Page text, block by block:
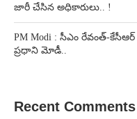
జారీ చేసిన అధికారులు.. !
PM Modi : సీఎం రేవంత్-
ప్రధాని మోడీ..
Recent Comments